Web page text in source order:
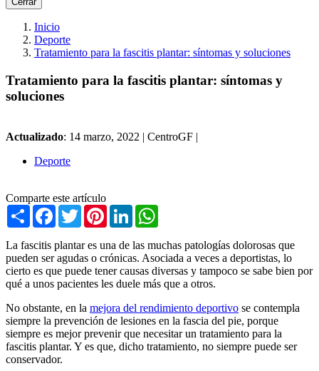
Inicio
Deporte
Tratamiento para la fascitis plantar: síntomas y soluciones
Tratamiento para la fascitis plantar: síntomas y
soluciones
Actualizado: 14 marzo, 2022 | CentroGF |
Deporte
Comparte este artículo
Share Facebook
TwitterPinterestLinkedIn
La fascitis plantar es una de las muchas patologías dolorosas que
pueden ser agudas o crónicas. Asociada a veces a deportistas, lo
cierto es que puede tener causas diversas y tampoco se sabe bien por
qué a unos pacientes les duele más que a otros.
No obstante, en la mejora del rendimiento deportivo se contempla
siempre la prevención de lesiones en la fascia del pie, porque
siempre es mejor prevenir que necesitar un tratamiento para la
fascitis plantar. Y es que, dicho tratamiento, no siempre puede ser
conservador.